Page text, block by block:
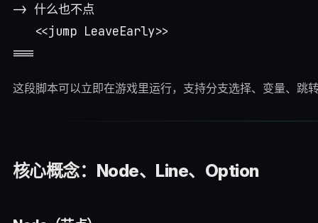
-> 什么也不点
   <<jump LeaveEarly>>
这段脚本可以立即在游戏里运行，支持分支选择、变量、
核心概念：Node、Line、Option